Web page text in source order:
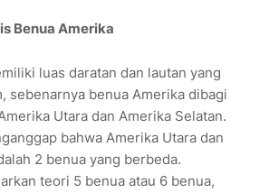
Benua Amerika
luas daratan dan lautan yang
sebenarnya benua Amerika dibagi
Utara dan Amerika Selatan.
bahwa Amerika Utara dan
2 benua yang berbeda.
teori 5 benua atau 6 benua,